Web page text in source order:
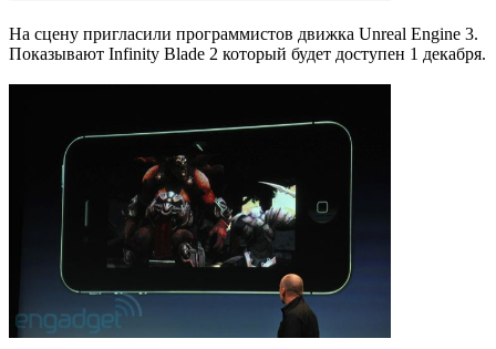
На сцену пригласили программистов движка Unreal Engine 3.
Показывают Infinity Blade 2 который будет доступен 1 декабря.